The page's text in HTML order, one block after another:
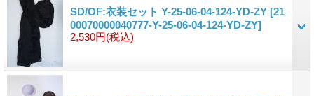
SD/OF:衣装セット Y-25-06-04-124-YD-ZY [21
00070000040777-Y-25-06-04-124-YD-ZY]
2,530円(税込)